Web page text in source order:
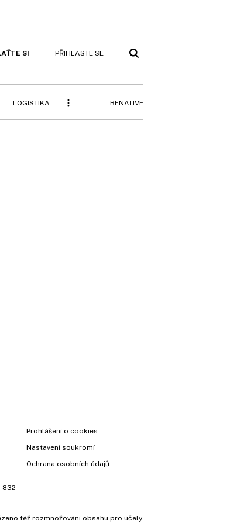
SI PŘIHLASTE SE
LOGISTIKA BENATIVE
Prohlášení o cookies
Nastavení soukromí
Ochrana osobních údajů
832
též rozmnožování obsahu pro účely